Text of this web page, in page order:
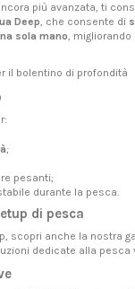
più avanzata, ti
Deep , che consente di
sola mano ,
il bolentino di profondità
;
pesanti;
durante la pesca.
di pesca
scopri anche la nostra
dedicate alla pesca